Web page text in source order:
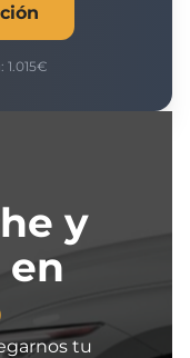
1.015€
y
tu